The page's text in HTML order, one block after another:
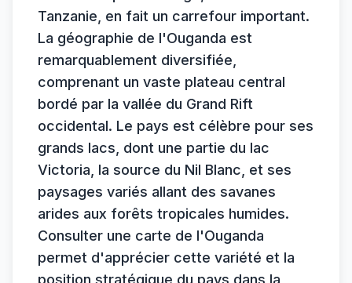
Tanzanie, en fait un carrefour important.
La géographie de l'Ouganda est
remarquablement diversifiée,
comprenant un vaste plateau central
bordé par la vallée du Grand Rift
occidental. Le pays est célèbre pour ses
grands lacs, dont une partie du lac
Victoria, la source du Nil Blanc, et ses
paysages variés allant des savanes
arides aux forêts tropicales humides.
Consulter une carte de l'Ouganda
permet d'apprécier cette variété et la
position stratégique du pays dans la